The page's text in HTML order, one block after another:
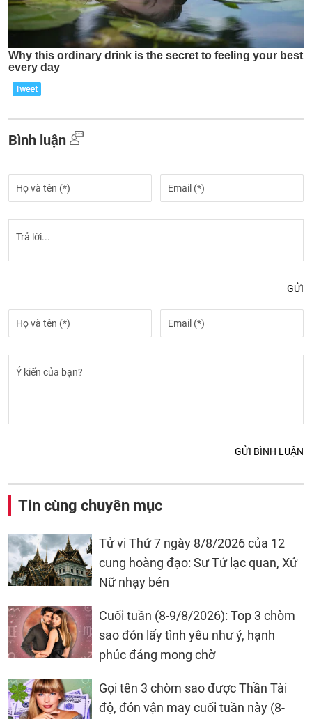
Bình luận
GỬI
GỬI BÌNH LUẬN
Tin cùng chuyên mục
Tử vi Thứ 7 ngày 8/8/2026 của 12
cung hoàng đạo: Sư Tử lạc quan, Xử
Nữ nhạy bén
Cuối tuần (8-9/8/2026): Top 3 chòm
sao đón lấy tình yêu như ý, hạnh
phúc đáng mong chờ
Gọi tên 3 chòm sao được Thần Tài
độ, đón vận may cuối tuần này (8-